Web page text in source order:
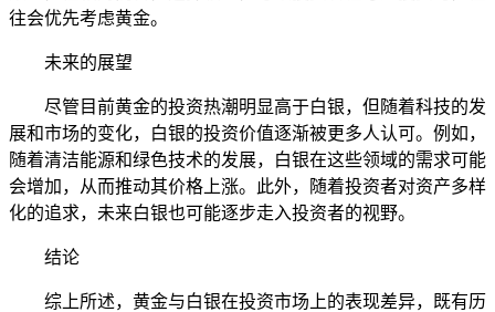
往会优先考虑黄金。
未来的展望
尽管目前黄金的投资热潮明显高于白银，但随着科技的发
展和市场的变化，白银的投资价值逐渐被更多人认可。例如，
随着清洁能源和绿色技术的发展，白银在这些领域的需求可能
会增加，从而推动其价格上涨。此外，随着投资者对资产多样
化的追求，未来白银也可能逐步走入投资者的视野。
结论
综上所述，黄金与白银在投资市场上的表现差异，既有历